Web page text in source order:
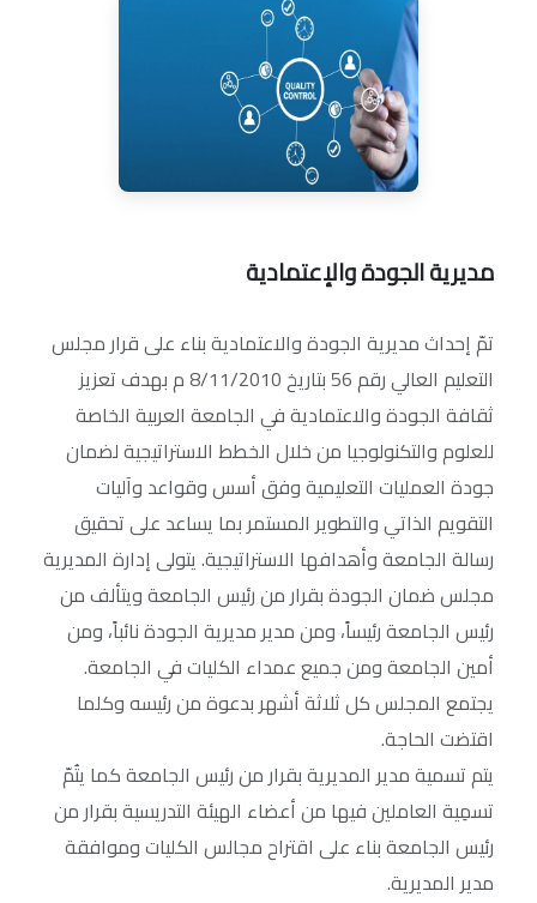
مديرية الجودة والإعتمادية
تمّ إحداث مديرية الجودة والاعتمادية بناء على قرار مجلس
التعليم العالي رقم 56 بتاريخ 8/11/2010 م بهدف تعزيز
ثقافة الجودة والاعتمادية في الجامعة العربية الخاصة
للعلوم والتكنولوجيا من خلال الخطط الاستراتيجية لضمان
جودة العمليات التعليمية وفق أسس وقواعد وآليات
التقويم الذاتي والتطوير المستمر بما يساعد على تحقيق
رسالة الجامعة وأهدافها الاستراتيجية. يتولى إدارة المديرية
مجلس ضمان الجودة بقرار من رئيس الجامعة ويتألف من
رئيس الجامعة رئيساً، ومن مدير مديرية الجودة نائباً، ومن
أمين الجامعة ومن جميع عمداء الكليات في الجامعة.
يجتمع المجلس كل ثلاثة أشهر بدعوة من رئيسه وكلما
اقتضت الحاجة.
يتم تسمية مدير المديرية بقرار من رئيس الجامعة كما يتُمّ
تسمِية العاملين فيها من أعضاء الهيئة التدريسية بقرار من
رئيس الجامعة بناء على اقتراح مجالس الكليات وموافقة
مدير المديرية.